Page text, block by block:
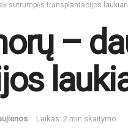
sutrumpės transplantacijos
–
Laikas: 2 min skaitymo